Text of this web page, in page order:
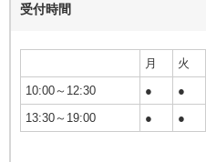
受付時間
月 火
10:00～12:30
● ●
13:30～19:00
● ●